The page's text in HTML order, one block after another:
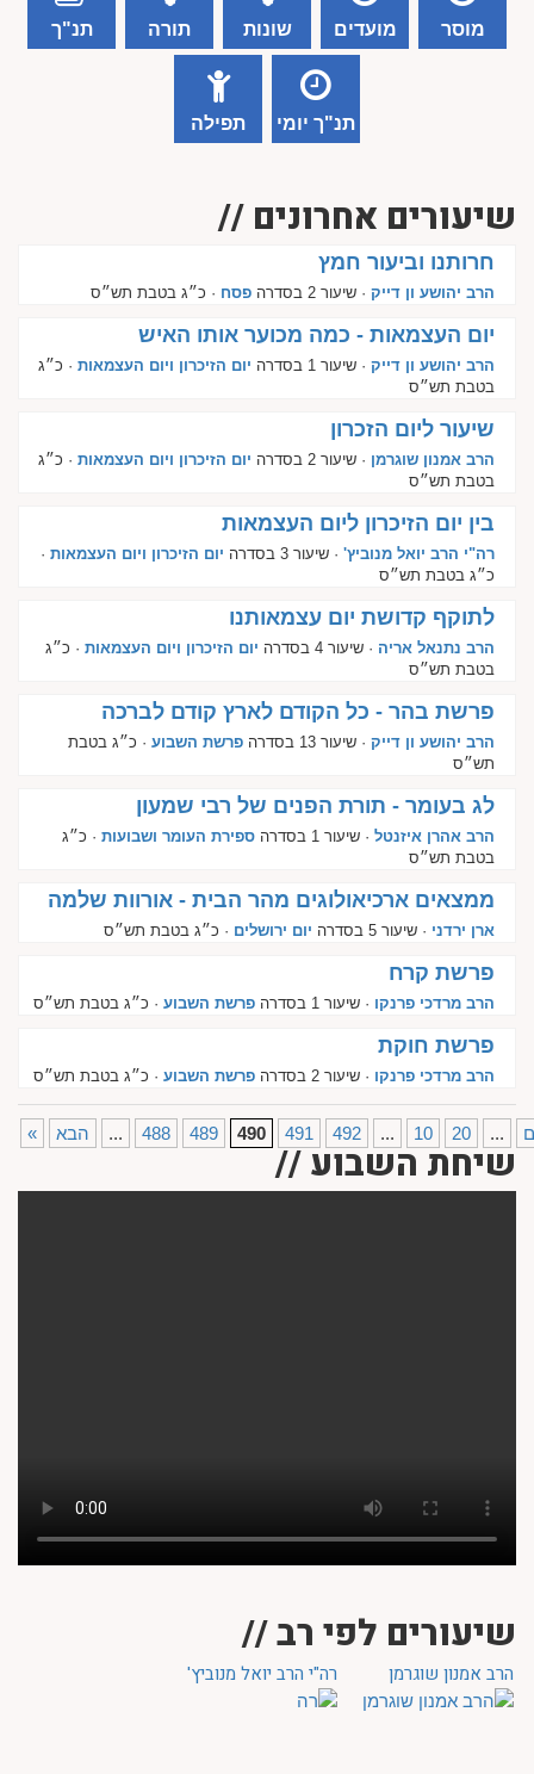
מוסר מועדים שונות תורה תנ"ך
תנ"ך יומי תפילה
שיעורים אחרונים //
חרותנו וביעור חמץ
הרב יהושע ון דייק· שיעור 2 בסדרה פסח· כ״ג בטבת תש״ס
יום העצמאות - כמה מכוער אותו האיש
הרב יהושע ון דייק· שיעור 1 בסדרה יום הזיכרון ויום העצמאות· כ״ג
בטבת תש״ס
שיעור ליום הזכרון
הרב אמנון שוגרמן· שיעור 2 בסדרה יום הזיכרון ויום העצמאות· כ״ג
בטבת תש״ס
בין יום הזיכרון ליום העצמאות
רה"י הרב יואל מנוביץ'· שיעור 3 בסדרה יום הזיכרון ויום העצמאות·
כ״ג בטבת תש״ס
לתוקף קדושת יום עצמאותנו
הרב נתנאל אריה· שיעור 4 בסדרה יום הזיכרון ויום העצמאות· כ״ג
בטבת תש״ס
פרשת בהר - כל הקודם לארץ קודם לברכה
הרב יהושע ון דייק· שיעור 13 בסדרה פרשת השבוע· כ״ג בטבת
תש״ס
לג בעומר - תורת הפנים של רבי שמעון
הרב אהרן איזנטל· שיעור 1 בסדרה ספירת העומר ושבועות· כ״ג
בטבת תש״ס
ממצאים ארכיאולוגים מהר הבית - אורוות שלמה
ארן ירדני· שיעור 5 בסדרה יום ירושלים· כ״ג בטבת תש״ס
פרשת קרח
הרב מרדכי פרנקו· שיעור 1 בסדרה פרשת השבוע· כ״ג בטבת תש״ס
פרשת חוקת
הרב מרדכי פרנקו· שיעור 2 בסדרה פרשת השבוע· כ״ג בטבת תש״ס
10 20
488 489 490 491 492 הבא
שיחת השבוע //
שיעורים לפי רב //
הרב אמנון שוגרמן רה"י הרב יואל מנוביץ'